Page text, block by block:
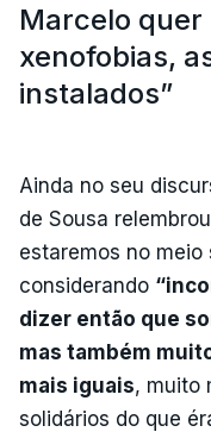
Marcelo quer
xenofobias,
instalados”
Ainda no seu
de Sousa
estaremos no meio
considerando
dizer então que
mas também
mais iguais, muito
solidários do que